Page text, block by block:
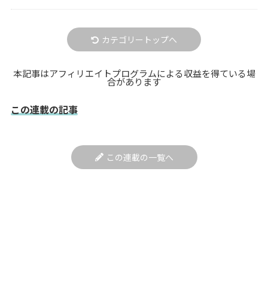
カテゴリートップへ
本記事はアフィリエイトプログラムによる収益を得ている場
合があります
この連載の記事
この連載の一覧へ